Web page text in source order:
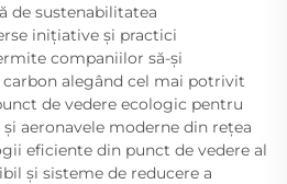
de sustenabilitatea
inițiative și practici
companiilor să-și
alegând cel mai potrivit
de vedere ecologic pentru
aeronavele moderne din rețea
eficiente din punct de vedere al
și sisteme de reducere a